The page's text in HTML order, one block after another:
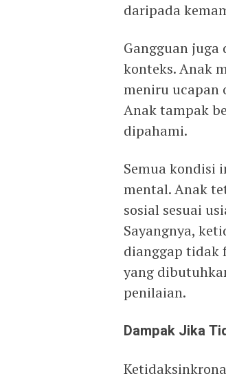
daripada
Gangguan
konteks. Anak
meniru ucapan
Anak tampak
dipahami.
Semua kondisi
mental. Anak
sosial sesuai
Sayangnya,
dianggap tidak
yang
penilaian.
Dampak Jika